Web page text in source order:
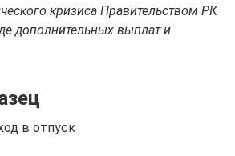
кризиса Правительством РК
дополнительных выплат и
в отпуск